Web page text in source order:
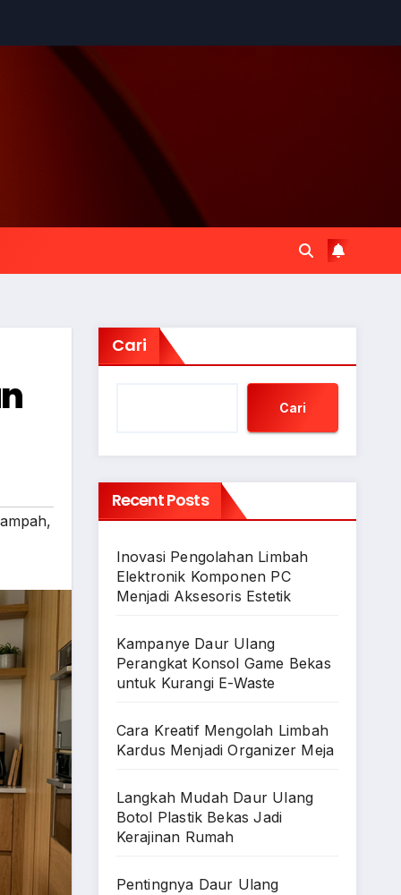
,
Cari
Cari
Recent Posts
Inovasi Pengolahan Limbah
Elektronik Komponen PC
Menjadi Aksesoris Estetik
Kampanye Daur Ulang
Perangkat Konsol Game Bekas
untuk Kurangi E-Waste
Cara Kreatif Mengolah Limbah
Kardus Menjadi Organizer Meja
Langkah Mudah Daur Ulang
Botol Plastik Bekas Jadi
Kerajinan Rumah
Pentingnya Daur Ulang